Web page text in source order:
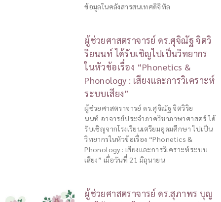
ข้อมูลในคลังสารสนเทศดิจิทัล
ผู้ช่วยศาสตราจารย์ ดร.ศุจิณัฐ จิตวิ
ริยนนท์ ได้รับเชิญไปเป็นวิทยากร
ในหัวข้อเรื่อง “Phonetics &
Phonology : เสียงและการวิเคราะห์
ระบบเสียง”
ผู้ช่วยศาสตราจารย์ ดร.ศุจิณัฐ จิตวิริย
นนท์ อาจารย์ประจำภาควิชาภาษาศาสตร์ ได้
รับเชิญจากโรงเรียนเตรียมอุดมศึกษา ไปเป็น
วิทยากรในหัวข้อเรื่อง “Phonetics &
Phonology : เสียงและการวิเคราะห์ระบบ
เสียง” เมื่อวันที่ 21 มิถุนายน
ผู้ช่วยศาสตราจารย์ ดร.สุภาพร บุญ